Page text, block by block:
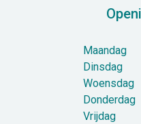
Maandag
Dinsdag
Woensdag
Donderdag
Vrijdag